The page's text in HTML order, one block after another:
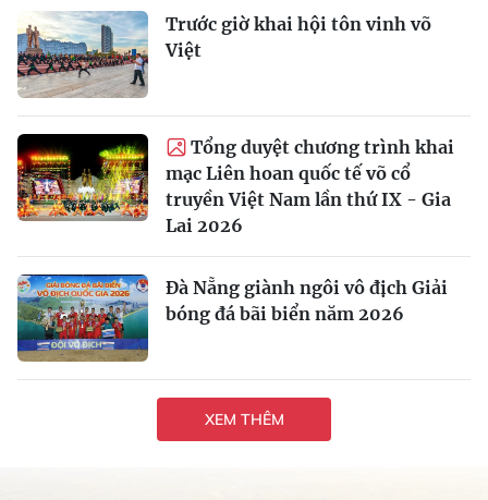
Trước giờ khai hội tôn vinh võ
Việt
Tổng duyệt chương trình khai
mạc Liên hoan quốc tế võ cổ
truyền Việt Nam lần thứ IX - Gia
Lai 2026
Đà Nẵng giành ngôi vô địch Giải
bóng đá bãi biển năm 2026
XEM THÊM